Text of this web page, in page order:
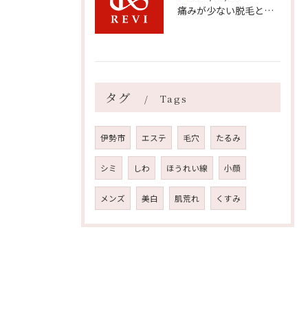
痛みが少ない脱毛と肌に優しいハーブピーリングの効果
タグ Tags
伊勢市 エステ 毛穴 たるみ
シミ しわ ほうれい線 小顔
メンズ 美白 肌荒れ くすみ